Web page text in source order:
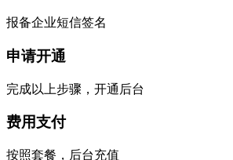
报备企业短信签名
申请开通
完成以上步骤，开通后台
费用支付
按照套餐，后台充值